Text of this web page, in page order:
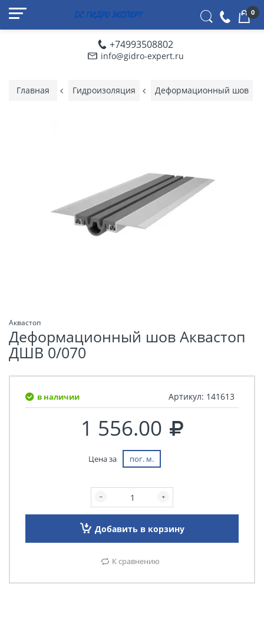
+74993508802
info@gidro-expert.ru
0
Главная Гидроизоляция Деформационный шов
Аквастоп
Деформационный шов Аквастоп
ДШВ 0/070
в наличии Артикул: 141613
1 556.00
Цена за пог. м.
Добавить в корзину
К сравнению